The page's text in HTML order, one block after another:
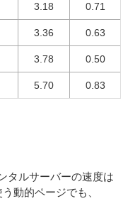
3.18 0.71
3.36 0.63
3.78 0.50
5.70 0.83
タルサーバーの速度は
動的ページでも、